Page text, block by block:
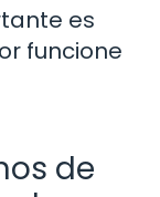
es
funcione
de